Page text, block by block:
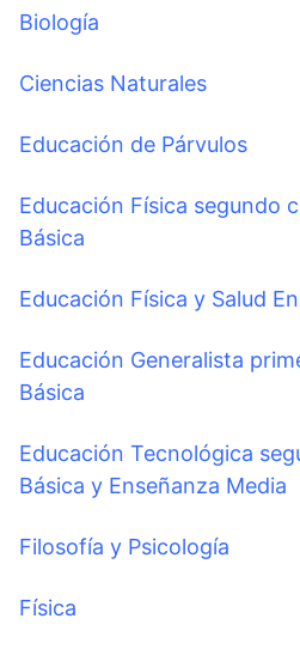
Biología
Ciencias Naturales
Educación de Párvulos
Educación Física segundo
Básica
Educación Física y Salud
Educación Generalista
Básica
Educación Tecnológica
Básica y Enseñanza Media
Filosofía y Psicología
Física